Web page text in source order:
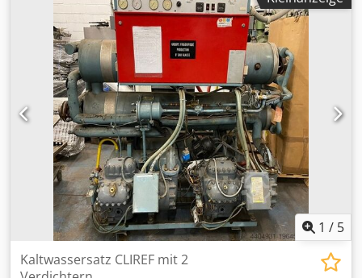
1 / 5
Kaltwassersatz CLIREF mit 2